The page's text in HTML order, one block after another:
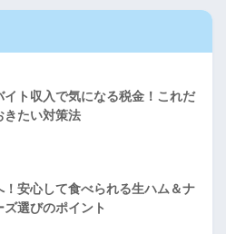
イト収入で気になる税金！これだ
きたい対策法
！安心して食べられる生ハム＆ナ
選びのポイント